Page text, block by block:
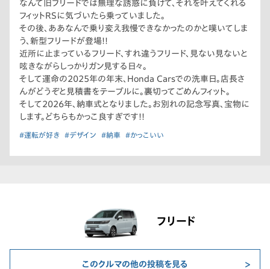
なんて旧フリードでは無理な誘惑に負けて、それを叶えてくれる
フィットRSに気づいたら乗っていました。
その後、ああなんで乗り変え我慢できなかったのかと嘆いてしま
う、新型フリードが登場!!
近所に止まっているフリード、すれ違うフリード、見ない見ないと
呟きながらしっかりガン見する日々。
そして運命の2025年の年末、Honda Carsでの洗車日。店長さ
んがどうぞと見積書をテーブルに。裏切ってごめんフィット。
そして2026年、納車式となりました。お別れの記念写真、宝物に
します。どちらもかっこ良すぎです!!
#運転が好き #デザイン #納車 #かっこいい
フリード
このクルマの他の投稿を見る